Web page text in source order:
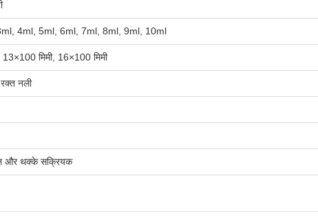
4ml, 5ml, 6ml, 7ml, 8ml, 9ml, 10ml
13×100 मिमी, 16×100 मिमी
नली
और थक्के सक्रियक